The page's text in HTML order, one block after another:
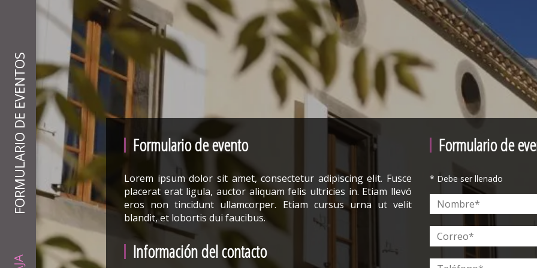
FORMULARIO DE EVENTOS Formulario de evento
Lorem ipsum dolor sit amet, consectetur adipiscing elit. Fusce
placerat erat ligula, auctor aliquam felis ultricies in. Etiam llevó
eros non tincidunt ullamcorper. Etiam cursus urna ut velit
blandit, et lobortis dui faucibus.
Información del contacto
Formulario de
* Debe ser llenado